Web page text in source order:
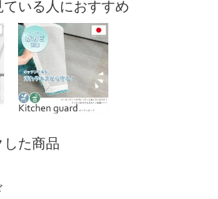
ている人におすすめ
した商品